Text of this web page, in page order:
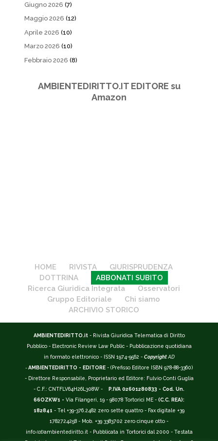
Giugno 2026 (7)
Maggio 2026 (12)
Aprile 2026 (10)
Marzo 2026 (10)
Febbraio 2026 (8)
AMBIENTEDIRITTO.IT EDITORE su
Amazon
HOME RIVISTA
GIURISPRUDENZA
DOTTRINA
ABBONATI SUBITO
Ricerca Giuridica Integrata
Osservatori
Gruppo Editoriale
Chi siamo
ARCHIVIO STORICO
AMBIENTEDIRITTO.it - Rivista Giuridica Telematica di Diritto
Pubblico - Electronic Review Law Public - Pubblicazione quotidiana
in formato elettronico - ISSN 1974-9562 - Copyright AD
-AMBIENTEDIRITTO - EDITORE - (Prefisso Editore ISBN 978-88-3360)
- Direttore Responsabile, Proprietario ed Editore: Fulvio Conti Guglia
- C.F.: CNTFLV64H26L308W -
P.IVA 02601280833 - Cod. Un.
66OZKW1 - Via Filangeri, 19 - 98078 Tortorici ME - (C.C. REA):
182841 - Tel +39-376.2482 zero sette quattro - Fax digitale +39
1782724258 - Mob. +39 3383702 zero cinque otto -
info(at)ambientediritto.it - Pubblicata in Tortorici dal 2000 - Testata